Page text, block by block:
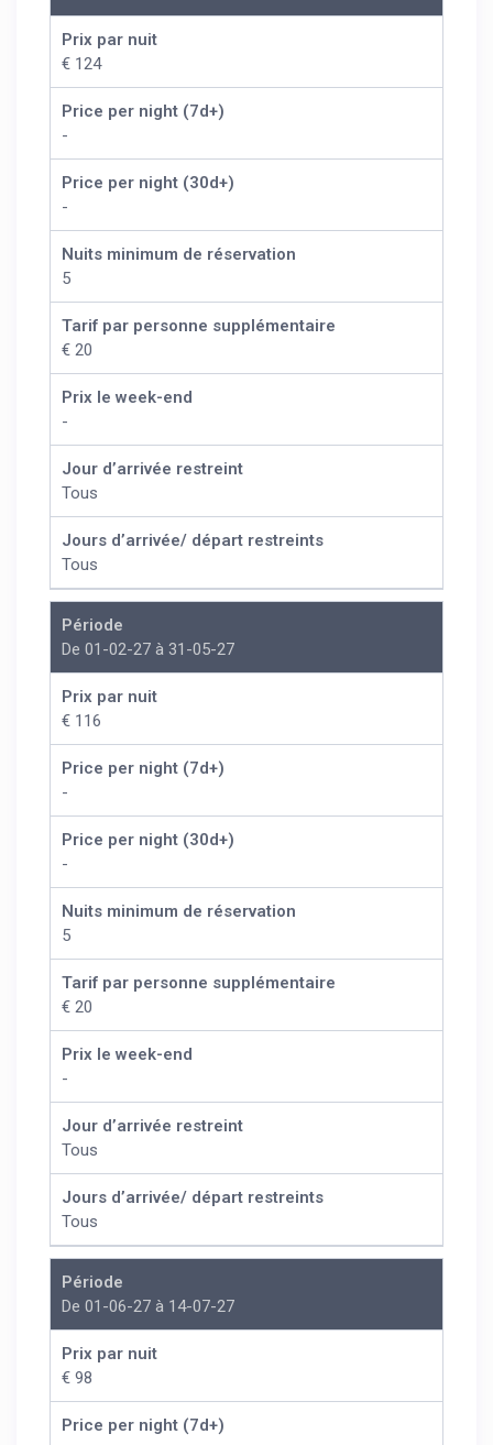
Prix par nuit
€ 124
Price per night (7d+)
-
Price per night (30d+)
-
Nuits minimum de réservation
5
Tarif par personne supplémentaire
€ 20
Prix le week-end
-
Jour d’arrivée restreint
Tous
Jours d’arrivée/ départ restreints
Tous
Période
De 01-02-27 à 31-05-27
Prix par nuit
€ 116
Price per night (7d+)
-
Price per night (30d+)
-
Nuits minimum de réservation
5
Tarif par personne supplémentaire
€ 20
Prix le week-end
-
Jour d’arrivée restreint
Tous
Jours d’arrivée/ départ restreints
Tous
Période
De 01-06-27 à 14-07-27
Prix par nuit
€ 98
Price per night (7d+)